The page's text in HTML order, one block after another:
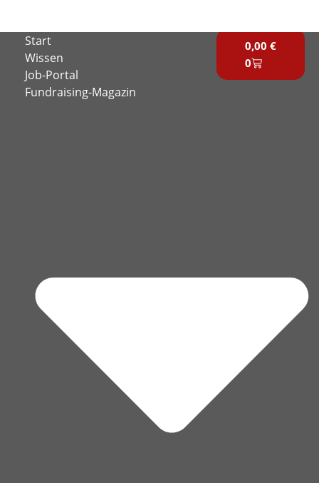
springen
Start
Wissen
Job-Portal
Fundraising-Magazin
0,00 €
0
Warenkorb